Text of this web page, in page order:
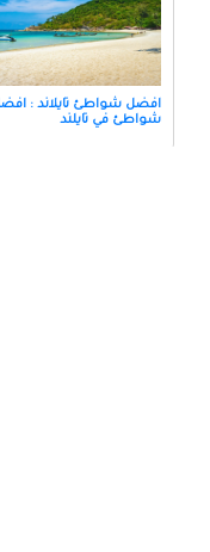
شواطئ في تايلند